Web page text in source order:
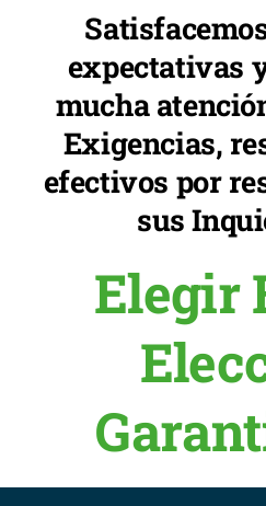
expectativas
mucha
Exigencias,
efectivos por
sus
Elegir